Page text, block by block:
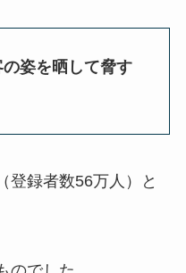
の姿を晒して脅す
登録者数56万人）と